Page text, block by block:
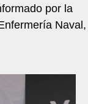
por la
Naval,